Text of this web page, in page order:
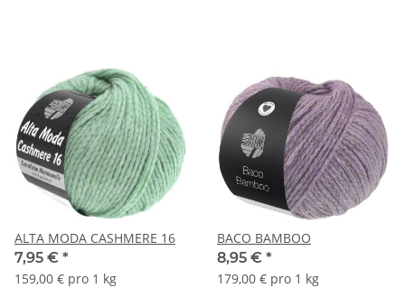
ALTA MODA CASHMERE 16
7,95 € *
159,00 € pro 1 kg
BACO BAMBOO
8,95 € *
179,00 € pro 1 kg